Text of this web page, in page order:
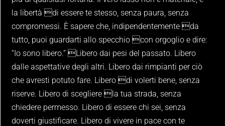
la libertà di essere te stesso, senza paura, senza
compromessi. È sapere che, indipendentemente da
tutto, puoi guardarti allo specchio con orgoglio e dire:
“Io sono libero.” Libero dai pesi del passato. Libero
dalle aspettative degli altri. Libero dai rimpianti per ciò
che avresti potuto fare. Libero di volerti bene, senza
riserve. Libero di scegliere la tua strada, senza
chiedere permesso. Libero di essere chi sei, senza
doverti giustificare. Libero di vivere in pace con te